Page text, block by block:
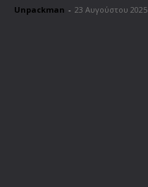
Unpackman - 23 Αυγούστου 2025